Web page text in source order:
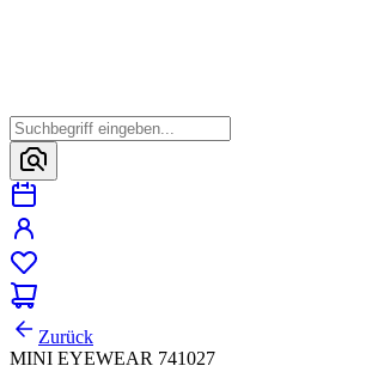
Zurück
MINI EYEWEAR 741027